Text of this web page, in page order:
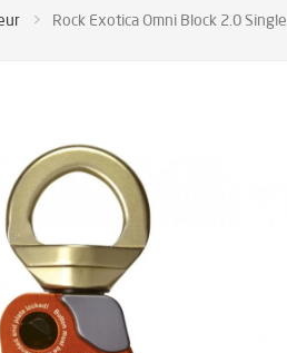
Rock Exotica Omni Block 2.0 Single